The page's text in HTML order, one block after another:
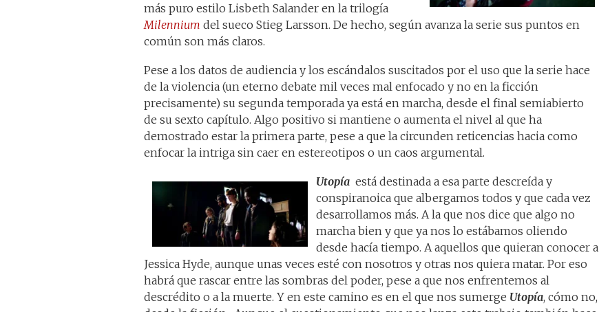
más puro estilo Lisbeth Salander en la trilogía
Milennium del sueco Stieg Larsson. De hecho, según avanza la serie sus puntos en
común son más claros.
Pese a los datos de audiencia y los escándalos suscitados por el uso que la serie hace
de la violencia (un eterno debate mil veces mal enfocado y no en la ficción
precisamente) su segunda temporada ya está en marcha, desde el final semiabierto
de su sexto capítulo. Algo positivo si mantiene o aumenta el nivel al que ha
demostrado estar la primera parte, pese a que la circunden reticencias hacia como
enfocar la intriga sin caer en estereotipos o un caos argumental.
Utopía está destinada a esa parte descreída y
conspiranoica que albergamos todos y que cada vez
desarrollamos más. A la que nos dice que algo no
marcha bien y que ya nos lo estábamos oliendo
desde hacía tiempo. A aquellos que quieran conocer a
Jessica Hyde, aunque unas veces esté con nosotros y otras nos quiera matar. Por eso
habrá que rascar entre las sombras del poder, pese a que nos enfrentemos al
descrédito o a la muerte. Y en este camino es en el que nos sumerge Utopía, cómo no,